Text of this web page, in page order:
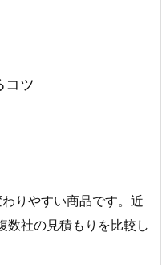
コツ
りやすい商品です。近
数社の見積もりを比較し